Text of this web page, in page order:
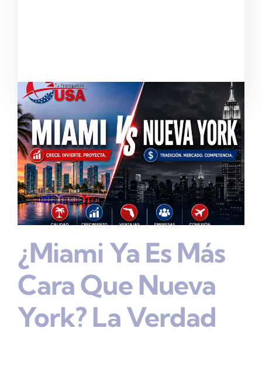
¿Miami Ya Es Más
Cara Que Nueva
York? La Verdad